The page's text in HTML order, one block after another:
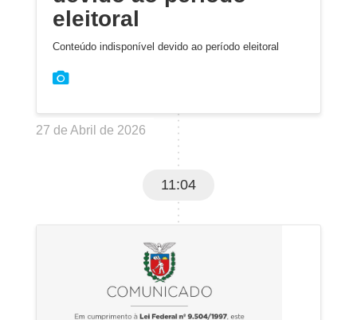
eleitoral
Conteúdo indisponível devido ao período eleitoral
27 de Abril de 2026
11:04